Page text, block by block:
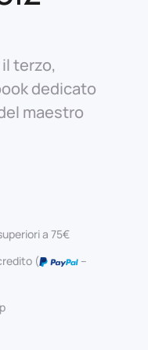
terzo,
dedicato
maestro
a 75€
(
–